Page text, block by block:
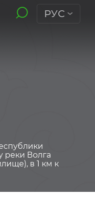
РУС
реки Волга
в 1 км к